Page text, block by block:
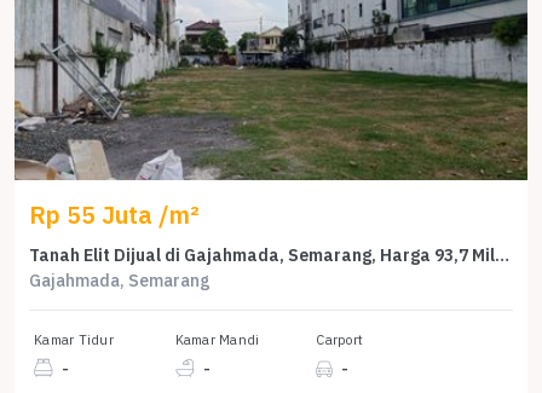
Rp 55 Juta /m²
Tanah Elit Dijual di Gajahmada, Semarang, Harga 93,7 Miliar
Gajahmada, Semarang
Kamar Tidur
-
Kamar Mandi
-
Carport
-